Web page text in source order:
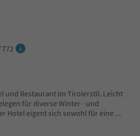
und Restaurant im Tirolerstil. Leicht
für diverse Winter - und
Hotel eigent sich sowohl für eine ...